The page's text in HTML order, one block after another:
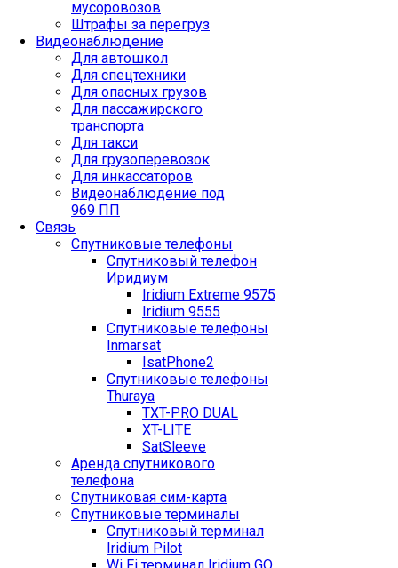
мусоровозов
Штрафы за перегруз
Видеонаблюдение
Для автошкол
Для спецтехники
Для опасных грузов
Для пассажирского
транспорта
Для такси
Для грузоперевозок
Для инкассаторов
Видеонаблюдение под
969 ПП
Связь
Спутниковые телефоны
Спутниковый телефон
Иридиум
Iridium Extreme 9575
Iridium 9555
Спутниковые телефоны
Inmarsat
IsatPhone2
Спутниковые телефоны
Thuraya
TXT-PRO DUAL
XT-LITE
SatSleeve
Аренда спутникового
телефона
Спутниковая сим-карта
Спутниковые терминалы
Спутниковый терминал
Iridium Pilot